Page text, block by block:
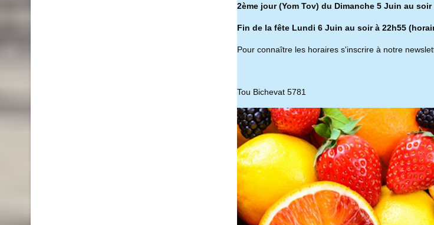
2ème jour (Yom Tov) du Dimanche 5 Juin au
Fin de la fête Lundi 6 Juin au soir à 22h55
Pour connaître les horaires s'inscrire à notre
Tou Bichevat 5781